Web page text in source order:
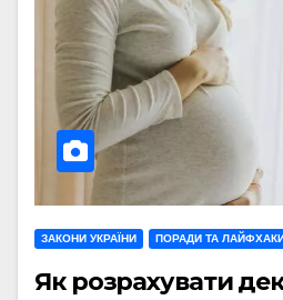
ЗАКОНИ УКРАЇНИ ПОРАДИ ТА
Як розрахувати